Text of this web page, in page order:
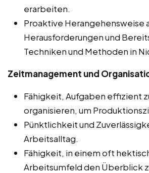
erarbeiten.
Proaktive Herangehensweise
Herausforderungen und
Techniken und Methoden in
Zeitmanagement und
Fähigkeit, Aufgaben effizient
organisieren, um
Pünktlichkeit und
Arbeitsalltag.
Fähigkeit, in einem oft
Arbeitsumfeld den Überblick